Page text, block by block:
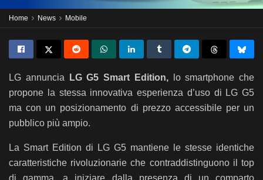
Home News Mobile
LG annuncia LG G5 Smart Edition,losmartphone che
propone la stessa innovativa esperienza d’uso di LG G5
ma con un posizionamento di prezzo accessibile per un
pubblico più ampio.
La Smart Edition di LG G5 mantiene le stesse identiche
caratteristiche rivoluzionarie che contraddistinguono il top
di gamma, a iniziare dalla presenza di un comparto